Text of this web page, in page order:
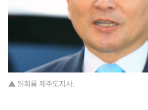
▲ 원희룡 제주도지사.